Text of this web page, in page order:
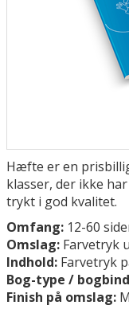
Hæfte er en
klasser, der ikke
trykt i god kvalitet.
Omfang: 12-60
Omslag: Farvetryk
Indhold: Farvetryk
Bog-type /
Finish på omslag: